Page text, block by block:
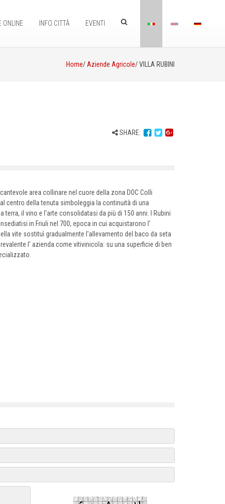
ONLINE INFO CITTÀ EVENTI
Home/ Aziende Agricole/ VILLA RUBINI
SHARE:
area collinare nel cuore della zona DOC Colli
centro della tenuta simboleggia la continuità di una
terra, il vino e l'arte consolidatasi da più di 150 anni. I Rubini
in Friuli nel 700, epoca in cui acquistarono l'
vite sostituì gradualmente l'allevamento del baco da seta
l' azienda come vitivinicola: su una superficie di ben